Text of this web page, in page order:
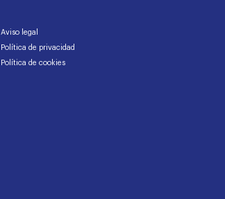
Aviso legal
Política de privacidad
Política de cookies